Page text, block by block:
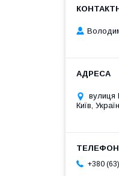
вулиця
Київ,
+380